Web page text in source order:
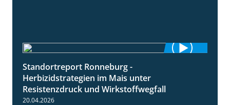
Standortreport Ronneburg -
Herbizidstrategien im Mais unter
Resistenzdruck und Wirkstoffwegfall
20.04.2026